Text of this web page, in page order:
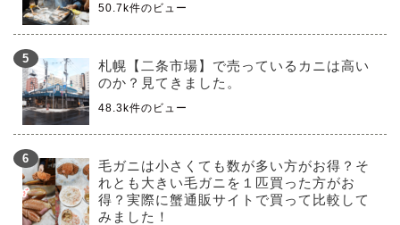
50.7k件のビュー
札幌【二条市場】で売っているカニは高い
のか？見てきました。
48.3k件のビュー
毛ガニは小さくても数が多い方がお得？そ
れとも大きい毛ガニを１匹買った方がお
得？実際に蟹通販サイトで買って比較して
みました！